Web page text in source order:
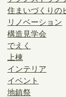
住まいづくりの
リノベーション
構造見学会
でえく
上棟
インテリア
イベント
地鎮祭